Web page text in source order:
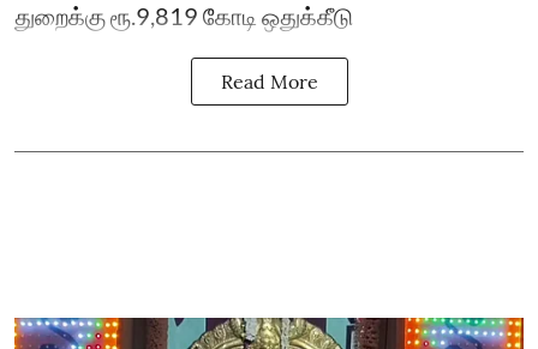
துறைக்கு ரூ.9,819 கோடி ஒதுக்கீடு
Read More